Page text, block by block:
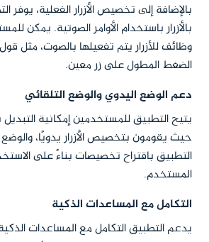
بالإضافة إلى تخصيص الأزرار الفعلية، يوفر
بالأزرار باستخدام الأوامر الصوتية. يمكن
وظائف للأزرار يتم تفعيلها بالصوت، مثل
الضغط المطول على زر معين.
دعم الوضع اليدوي والوضع التلقائي
يتيح التطبيق للمستخدمين إمكانية التبديل
حيث يقومون بتخصيص الأزرار يدويًا،
التطبيق باقتراح تخصيصات بناءً على
المستخدم.
التكامل مع المساعدات الذكية